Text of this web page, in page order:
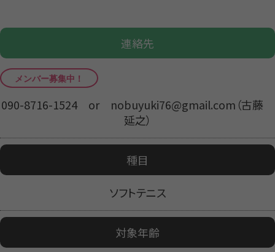
連絡先
090-8716-1524 or nobuyuki76@gmail.com（古藤
延之）
種目
ソフトテニス
対象年齢